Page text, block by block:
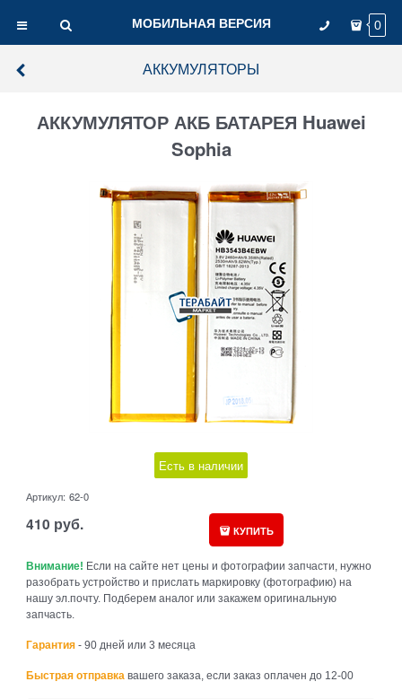
МОБИЛЬНАЯ ВЕРСИЯ 0
АККУМУЛЯТОРЫ
АККУМУЛЯТОР АКБ БАТАРЕЯ Huawei
Sophia
Есть в наличии
Артикул: 62-0
410 руб. КУПИТЬ
Внимание! Если на сайте нет цены и фотографии запчасти, нужно
разобрать устройство и прислать маркировку (фотографию) на
нашу эл.почту. Подберем аналог или закажем оригинальную
запчасть.
Гарантия - 90 дней или 3 месяца
Быстрая отправка вашего заказа, если заказ оплачен до 12-00